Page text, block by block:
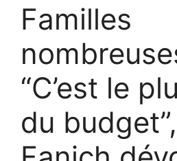
Familles
“C’est le
du